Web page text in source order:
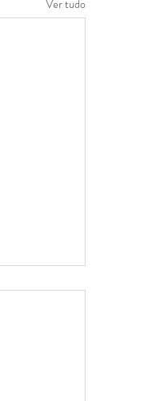
Ver tudo